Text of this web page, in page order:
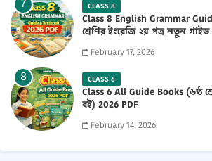
CLASS 8
Class 8 English Grammar
শ্রেণির ইংরেজি ২য় পত্র নতুন
February 17, 2026
CLASS 6
Class 6 All Guide Books (৬ষ্ঠ
বই) 2026 PDF
February 14, 2026